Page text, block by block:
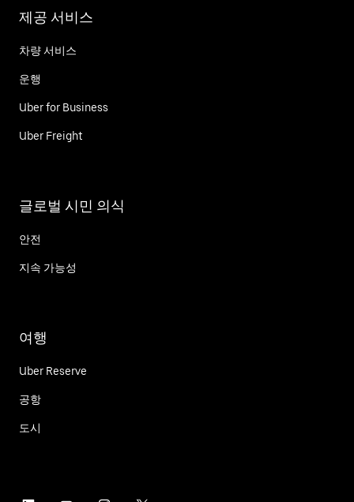
제공 서비스
차량 서비스
운행
Uber for Business
Uber Freight
글로벌 시민 의식
안전
지속 가능성
여행
Uber Reserve
공항
도시